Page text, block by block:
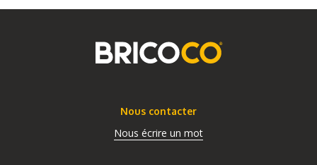
Nous contacter
Nous écrire un mot